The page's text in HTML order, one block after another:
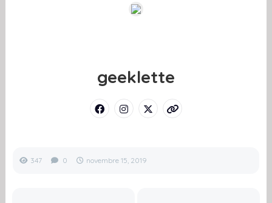
geeklette
347 0 novembre 15, 2019